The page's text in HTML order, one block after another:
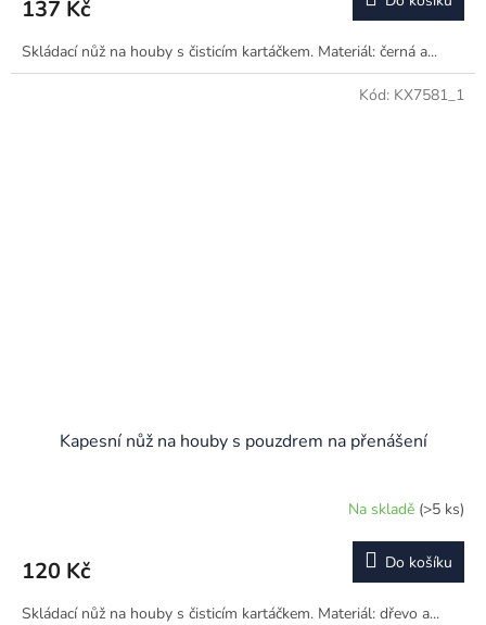
137 Kč
Skládací nůž na houby s čisticím kartáčkem. Materiál: černá a...
Kapesní nůž na houby s pouzdrem na přenášení
Na skladě (>5 ks)
120 Kč Do košíku
Skládací nůž na houby s čisticím kartáčkem. Materiál: dřevo a...
Kód: KX7581_1